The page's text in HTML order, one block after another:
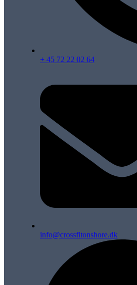
+ 45 72 22 02 64
info@crossfitonshore.dk